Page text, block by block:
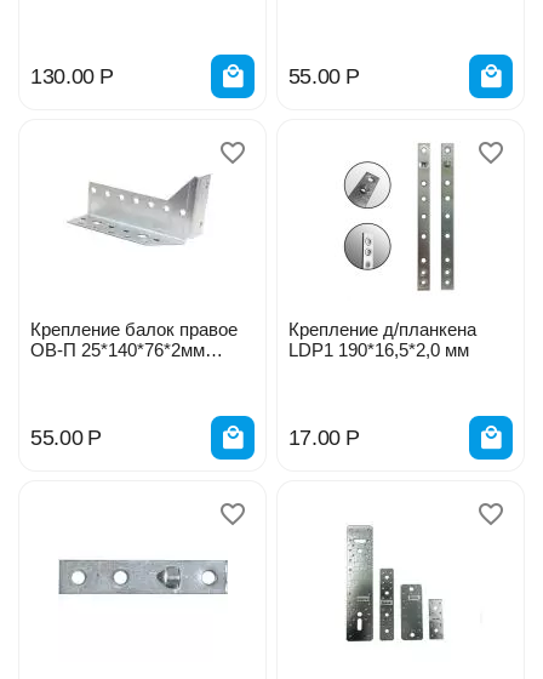
130.00 Р 55.00 Р
Крепление балок правое
OB-П 25*140*76*2мм
55.00 Р
Крепление д/планкена
LDP1 190*16,5*2,0 мм
17.00 Р